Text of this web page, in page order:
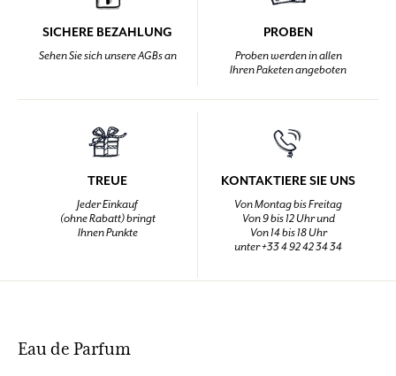
SICHERE BEZAHLUNG
Sehen Sie sich unsere AGBs an
PROBEN
Proben werden in allen
Ihren Paketen angeboten
TREUE
Jeder Einkauf
(ohne Rabatt) bringt
Ihnen Punkte
KONTAKTIERE SIE UNS
Von Montag bis Freitag
Von 9 bis 12 Uhr und
Von 14 bis 18 Uhr
unter +33 4 92 42 34 34
Eau de Parfum